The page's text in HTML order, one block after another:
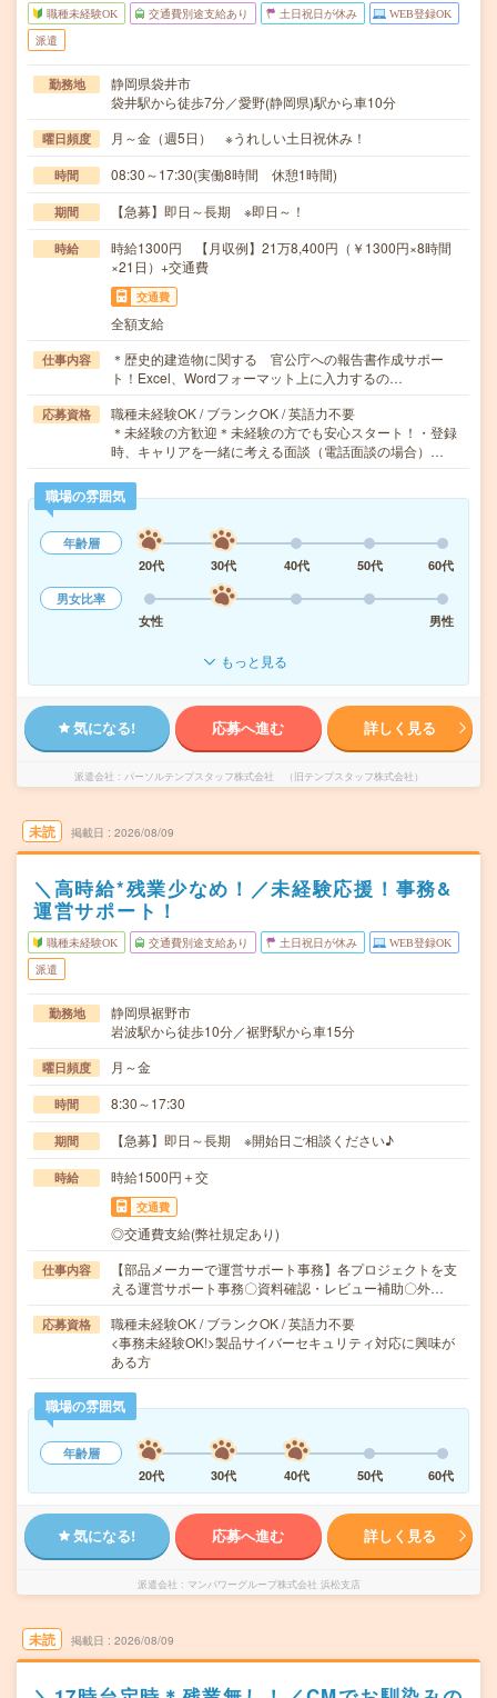
職種未経験OK 交通費別途支給あり 土日祝日が休み WEB登録OK
派遣
勤務地
静岡県袋井市
袋井駅から徒歩7分／愛野(静岡県)駅から車10分
曜日頻度 月～金（週5日） ※うれしい土日祝休み！
時間 08:30～17:30(実働8時間 休憩1時間)
期間 【急募】即日～長期 ※即日～！
時給
時給1300円 【月収例】21万8,400円（￥1300円×8時間
×21日）+交通費
交通費
全額支給
仕事内容
＊歴史的建造物に関する 官公庁への報告書作成サポー
ト！Excel、Wordフォーマット上に入力するの…
応募資格
職種未経験OK / ブランクOK / 英語力不要
＊未経験の方歓迎＊未経験の方でも安心スタート！・登録
時、キャリアを一緒に考える面談（電話面談の場合）…
職場の雰囲気
年齢層
20代
30代 40代 50代
60代
男女比率
女性
男性
もっと見る
気になる! 応募へ進む 詳しく見る
派遣会社 パーソルテンプスタッフ株式会社 （旧テンプスタッフ株式会社）
未読 掲載日 2026/08/09
＼高時給*残業少なめ！／未経験応援！事務&
運営サポート！
職種未経験OK 交通費別途支給あり 土日祝日が休み WEB登録OK
派遣
勤務地
静岡県裾野市
岩波駅から徒歩10分／裾野駅から車15分
曜日頻度 月～金
時間 8:30～17:30
期間 【急募】即日～長期 ※開始日ご相談ください♪
時給 時給1500円＋交
交通費
◎交通費支給(弊社規定あり)
仕事内容
【部品メーカーで運営サポート事務】各プロジェクトを支
える運営サポート事務〇資料確認・レビュー補助〇外…
応募資格
職種未経験OK / ブランクOK / 英語力不要
<事務未経験OK!>製品サイバーセキュリティ対応に興味が
ある方
職場の雰囲気
年齢層
20代
30代 40代 50代 60代
気になる! 応募へ進む 詳しく見る
派遣会社 マンパワーグループ株式会社 浜松支店
未読 掲載日 2026/08/09